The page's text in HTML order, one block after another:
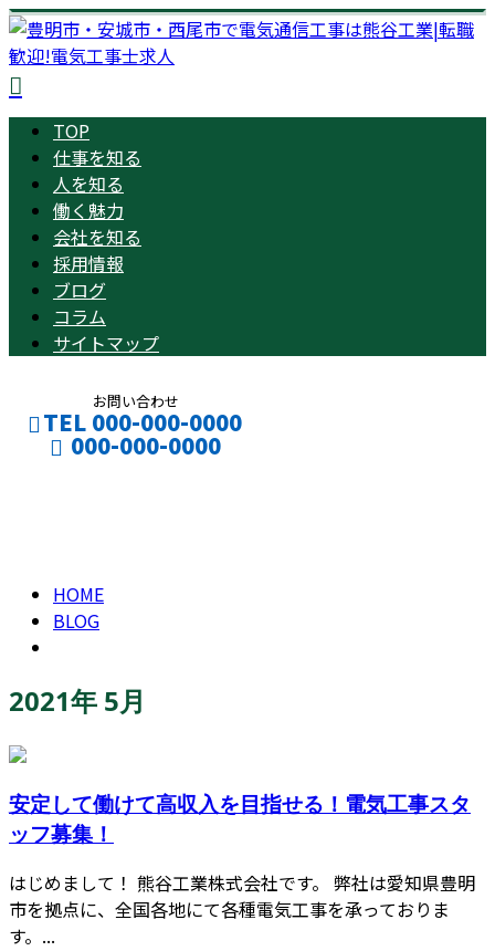
TOP
仕事を知る
人を知る
働く魅力
会社を知る
採用情報
ブログ
コラム
サイトマップ
お問い合わせ
TEL 000-000-0000
000-000-0000
HOME
BLOG
2021年 5月
安定して働けて高収入を目指せる！電気工事スタ
ッフ募集！
はじめまして！ 熊谷工業株式会社です。 弊社は愛知県豊明
市を拠点に、全国各地にて各種電気工事を承っておりま
す。...